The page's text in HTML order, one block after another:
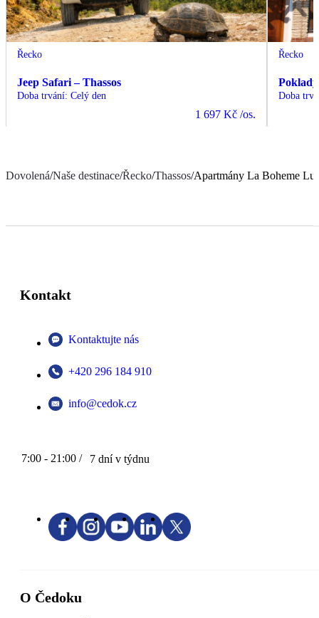
Řecko
Jeep Safari – Thassos
Doba trvání: Celý den
1 697 Kč /os.
Řecko
Doba
Dovolená/Naše destinace/Řecko/Thassos/Apartmány La Boheme
Kontakt
Kontaktujte nás
+420 296 184 910
info@cedok.cz
7:00 - 21:00 / 7 dní v týdnu
O Čedoku